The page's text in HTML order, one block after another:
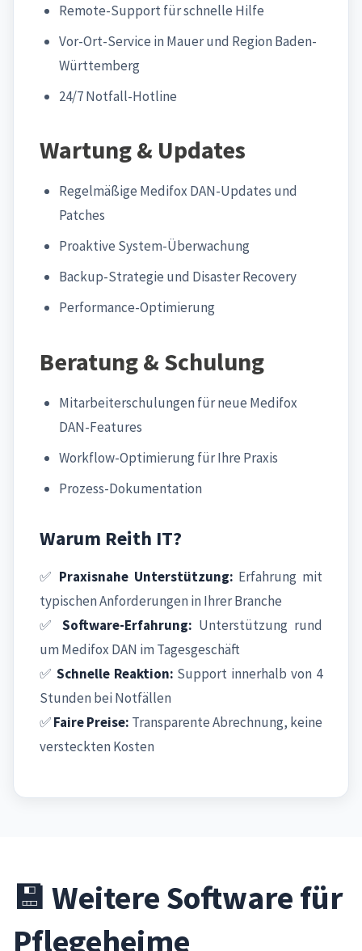
Remote-Support für schnelle Hilfe
Vor-Ort-Service in Mauer und Region Baden-
Württemberg
24/7 Notfall-Hotline
Wartung & Updates
Regelmäßige Medifox DAN-Updates und
Patches
Proaktive System-Überwachung
Backup-Strategie und Disaster Recovery
Performance-Optimierung
Beratung & Schulung
Mitarbeiterschulungen für neue Medifox
DAN-Features
Workflow-Optimierung für Ihre Praxis
Prozess-Dokumentation
Warum Reith IT?
✅ Praxisnahe Unterstützung: Erfahrung mit
typischen Anforderungen in Ihrer Branche
✅ Software-Erfahrung: Unterstützung rund
um Medifox DAN im Tagesgeschäft
✅ Schnelle Reaktion: Support innerhalb von 4
Stunden bei Notfällen
✅Faire Preise: Transparente Abrechnung, keine
versteckten Kosten
💾 Weitere Software für
Pflegeheime